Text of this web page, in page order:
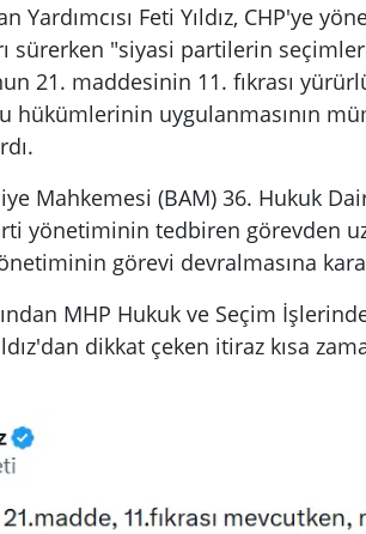
Yardımcısı Feti Yıldız, CHP'ye
sürerken "siyasi partilerin
21. maddesinin 11. fıkrası
hükümlerinin uygulanmasının
Mahkemesi (BAM) 36. Hukuk
yönetiminin tedbiren görevden
görevi devralmasına
MHP Hukuk ve Seçim
dikkat çeken itiraz kısa